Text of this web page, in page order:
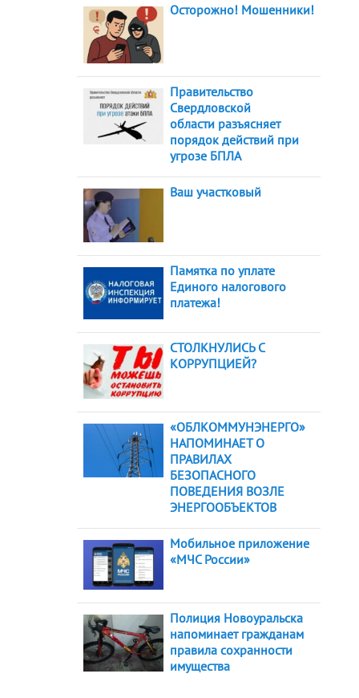
Осторожно! Мошенники!
Правительство
Свердловской
области разъясняет
порядок действий при
угрозе БПЛА
Ваш участковый
Памятка по уплате
Единого налогового
платежа!
СТОЛКНУЛИСЬ С
КОРРУПЦИЕЙ?
«ОБЛКОММУНЭНЕРГО»
НАПОМИНАЕТ О
ПРАВИЛАХ
БЕЗОПАСНОГО
ПОВЕДЕНИЯ ВОЗЛЕ
ЭНЕРГООБЪЕКТОВ
Мобильное приложение
«МЧС России»
Полиция Новоуральска
напоминает гражданам
правила сохранности
имущества